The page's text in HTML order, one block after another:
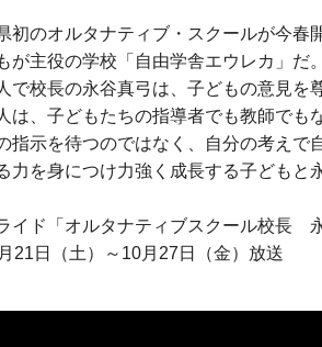
初のオルタナティブ・スクールが今春
が主役の学校「自由学舎エウレカ」だ
で校長の永谷真弓は、子どもの意見を
は、子どもたちの指導者でも教師で
指示を待つのではなく、自分の考えで
力を身につけ力強く成長する子どもと
イド「オルタナティブスクール校長
21日（土）～10月27日（金）放送